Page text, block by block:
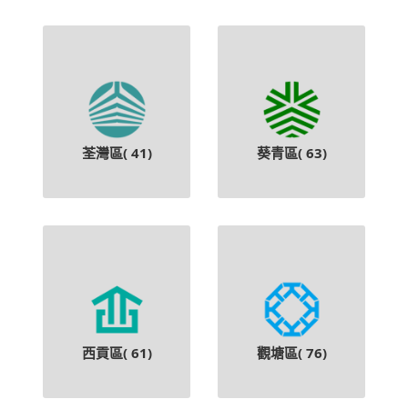
荃灣區( 41) 葵青區( 63)
西貢區( 61) 觀塘區( 76)